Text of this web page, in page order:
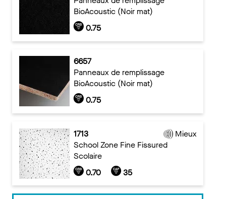
BioAcoustic (Noir mat)
0.75
6657
Panneaux de remplissage
BioAcoustic (Noir mat)
0.75
1713
Mieux
School Zone Fine Fissured
Scolaire
0.70
35